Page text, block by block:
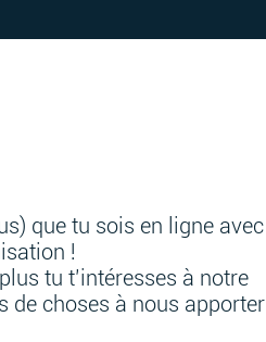
que tu sois en ligne avec
!
tu t’intéresses à notre
de choses à nous apporter